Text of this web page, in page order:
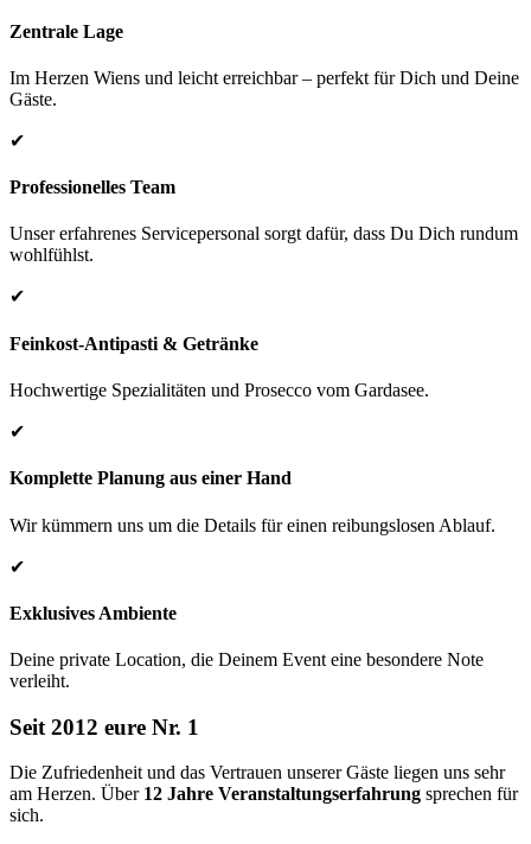
Zentrale Lage
Im Herzen Wiens und leicht erreichbar – perfekt für Dich und Deine
Gäste.
✔
Professionelles Team
Unser erfahrenes Servicepersonal sorgt dafür, dass Du Dich rundum
wohlfühlst.
✔
Feinkost-Antipasti & Getränke
Hochwertige Spezialitäten und Prosecco vom Gardasee.
✔
Komplette Planung aus einer Hand
Wir kümmern uns um die Details für einen reibungslosen Ablauf.
✔
Exklusives Ambiente
Deine private Location, die Deinem Event eine besondere Note
verleiht.
Seit 2012 eure Nr. 1
Die Zufriedenheit und das Vertrauen unserer Gäste liegen uns sehr
am Herzen. Über 12 Jahre Veranstaltungserfahrung sprechen für
sich.